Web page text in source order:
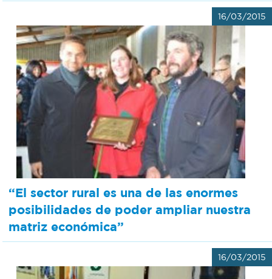
16/03/2015
“El sector rural es una de las enormes
posibilidades de poder ampliar nuestra
matriz económica”
16/03/2015